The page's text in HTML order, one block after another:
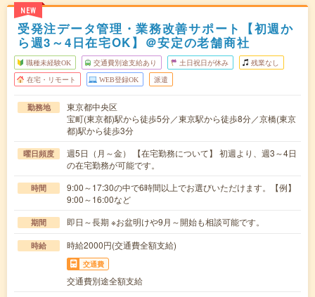
NEW
受発注データ管理・業務改善サポート【初週か
ら週3～4日在宅OK】＠安定の老舗商社
職種未経験OK 交通費別途支給あり 土日祝日が休み 残業なし
在宅・リモート WEB登録OK 派遣
勤務地
東京都中央区
宝町(東京都)駅から徒歩5分／東京駅から徒歩8分／京橋(東京
都)駅から徒歩3分
曜日頻度
週5日（月～金） 【在宅勤務について】 初週より、週3～4日
の在宅勤務が可能です。
時間
9:00～17:30の中で6時間以上でお選びいただけます。【例】
9:00～16:00など
期間 即日～長期 ※お盆明けや9月～開始も相談可能です。
時給 時給2000円(交通費全額支給)
交通費
交通費別途全額支給